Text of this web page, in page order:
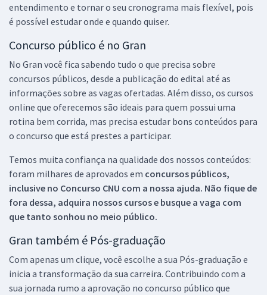
entendimento e tornar o seu cronograma mais flexível, pois
é possível estudar onde e quando quiser.
Concurso público é no Gran
No Gran você fica sabendo tudo o que precisa sobre
concursos públicos, desde a publicação do edital até as
informações sobre as vagas ofertadas. Além disso, os cursos
online que oferecemos são ideais para quem possui uma
rotina bem corrida, mas precisa estudar bons conteúdos para
o concurso que está prestes a participar.
Temos muita confiança na qualidade dos nossos conteúdos:
foram milhares de aprovados em concursos públicos,
inclusive no Concurso CNU com a nossa ajuda. Não fique de
fora dessa, adquira nossos cursos e busque a vaga com
que tanto sonhou no meio público.
Gran também é Pós-graduação
Com apenas um clique, você escolhe a sua Pós-graduação e
inicia a transformação da sua carreira. Contribuindo com a
sua jornada rumo a aprovação no concurso público que